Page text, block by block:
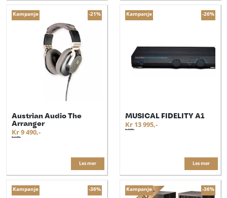
Kampanje -21%
Austrian Audio The
Arranger
Kr 9 490,-
Kr 11 995,-
Les mer
Kampanje -26%
MUSICAL FIDELITY A1
Kr 13 995,-
Kr 18 995,-
Les mer
Kampanje -36% Kampanje -36%